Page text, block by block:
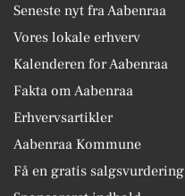
Seneste nyt fra Aabenraa
Vores lokale erhverv
Kalenderen for Aabenraa
Fakta om Aabenraa
Erhvervsartikler
Aabenraa Kommune
Få en gratis salgsvurdering